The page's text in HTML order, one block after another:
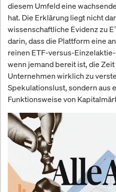
diesem Umfeld eine
hat. Die Erklärung liegt nicht
wissenschaftliche Evidenz zu
darin, dass die Plattform eine
reinen ETF-versus-
wenn jemand bereit ist, die
Unternehmen wirklich zu
Spekulationslust, sondern aus
Funktionsweise von